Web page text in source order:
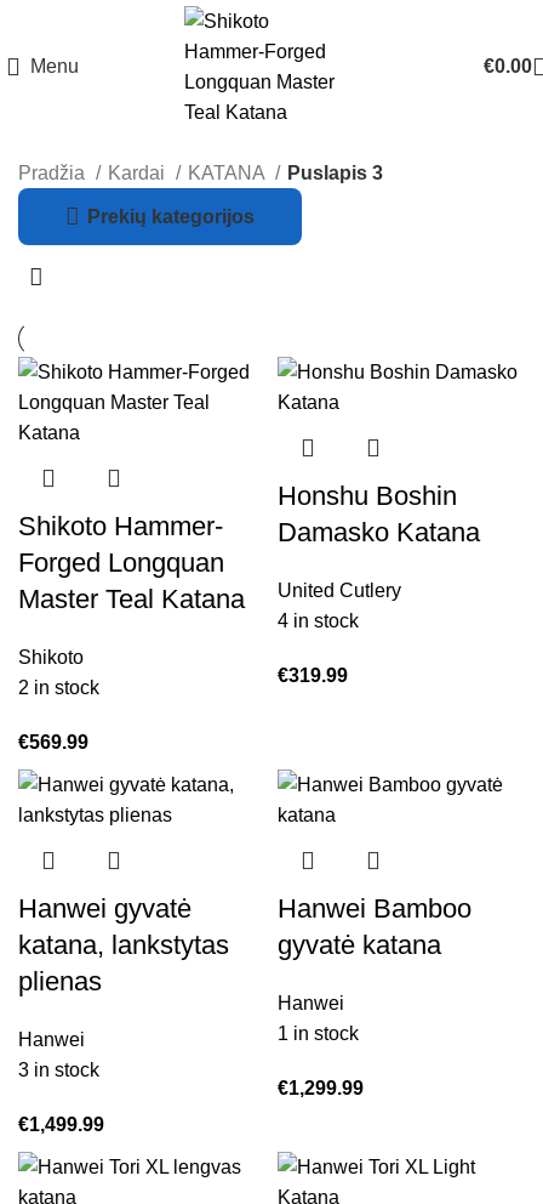
Menu €0.00
Pradžia Kardai KATANA Puslapis 3
Prekių kategorijos
Shikoto Hammer-
Forged Longquan
Master Teal Katana
Shikoto
2 in stock
€569.99
Honshu Boshin
Damasko Katana
United Cutlery
4 in stock
€319.99
Hanwei gyvatė
katana, lankstytas
plienas
Hanwei
3 in stock
€1,499.99
Hanwei Bamboo
gyvatė katana
Hanwei
1 in stock
€1,299.99